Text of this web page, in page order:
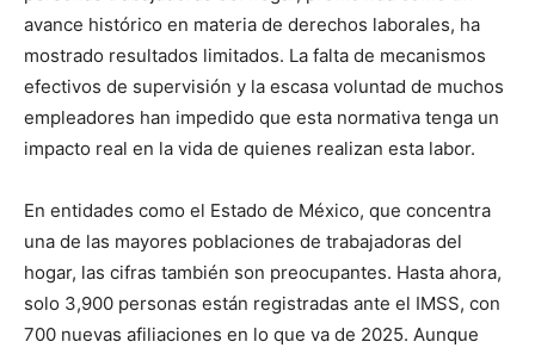
avance histórico en materia de derechos laborales, ha
mostrado resultados limitados. La falta de mecanismos
efectivos de supervisión y la escasa voluntad de muchos
empleadores han impedido que esta normativa tenga un
impacto real en la vida de quienes realizan esta labor.
En entidades como el Estado de México, que concentra
una de las mayores poblaciones de trabajadoras del
hogar, las cifras también son preocupantes. Hasta ahora,
solo 3,900 personas están registradas ante el IMSS, con
700 nuevas afiliaciones en lo que va de 2025. Aunque